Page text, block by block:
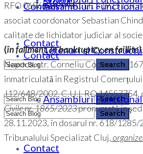
Contact
0364 146 512
Ansambluri
Contact
Contact
0364 146 512
Terenuri si Constructii
Ansambluri
Contact
RFO 0686 şi având C.I.F. 31915119,
asociat coordonator Sebastian
calitate de lichidator judiciar al
(în faliment, in bankruptcy, en faillite)
Napoca, str. Corneliu Coposu, nr.
înmatriculată în Registrul Comerțului
J12/648/2002, C.U.I. RO 14557754,
Civile nr. 1865/2023pronunţată în
28.11.2023, în dosarul nr. 618/
Tribunalului Specializat Cluj,